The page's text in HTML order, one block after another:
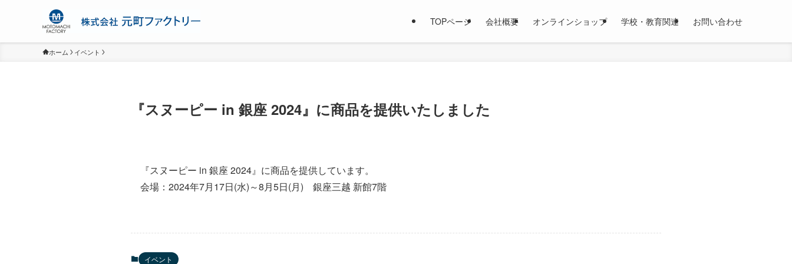
TOPページ 会社概要 オンラインショップ 学校・教育関連 お問い合わせ
ホーム イベント
『スヌーピー in 銀座 2024』に商品を提供いたしました
『スヌーピー in 銀座 2024』に商品を提供しています。
会場：2024年7月17日(水)～8月5日(月) 銀座三越 新館7階
イベント